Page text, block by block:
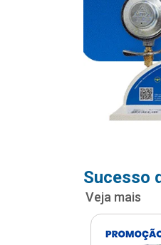
Sucesso
Veja mais